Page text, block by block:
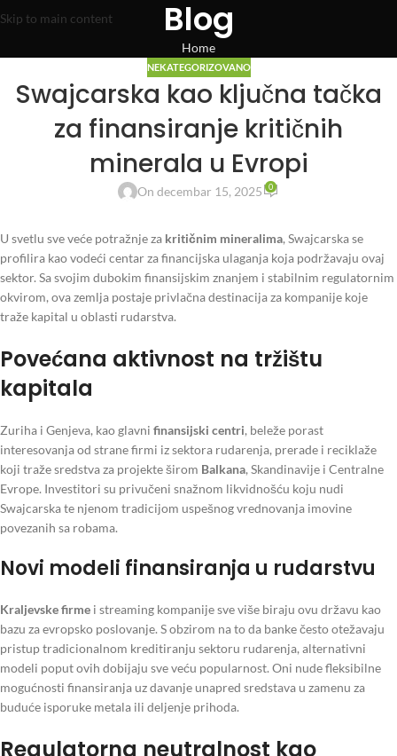
Skip to main content Blog
Home
NEKATEGORIZOVANO
Swajcarska kao ključna tačka
za finansiranje kritičnih
minerala u Evropi
On decembar 15, 2025 0
U svetlu sve veće potražnje za kritičnim mineralima, Swajcarska se
profilira kao vodeći centar za financijska ulaganja koja podržavaju ovaj
sektor. Sa svojim dubokim finansijskim znanjem i stabilnim regulatornim
okvirom, ova zemlja postaje privlačna destinacija za kompanije koje
traže kapital u oblasti rudarstva.
Povećana aktivnost na tržištu
kapitala
Zuriha i Genjeva, kao glavni finansijski centri, beleže porast
interesovanja od strane firmi iz sektora rudarenja, prerade i reciklaže
koji traže sredstva za projekte širom Balkana, Skandinavije i Centralne
Evrope. Investitori su privučeni snažnom likvidnošću koju nudi
Swajcarska te njenom tradicijom uspešnog vrednovanja imovine
povezanih sa robama.
Novi modeli finansiranja u rudarstvu
Kraljevske firme i streaming kompanije sve više biraju ovu državu kao
bazu za evropsko poslovanje. S obzirom na to da banke često otežavaju
pristup tradicionalnom kreditiranju sektoru rudarenja, alternativni
modeli poput ovih dobijaju sve veću popularnost. Oni nude fleksibilne
mogućnosti finansiranja uz davanje unapred sredstava u zamenu za
buduće isporuke metala ili deljenje prihoda.
Regulatorna neutralnost kao